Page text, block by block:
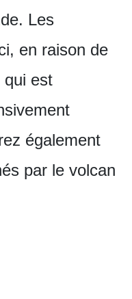
Les
en raison de
qui est
également
par le volcan